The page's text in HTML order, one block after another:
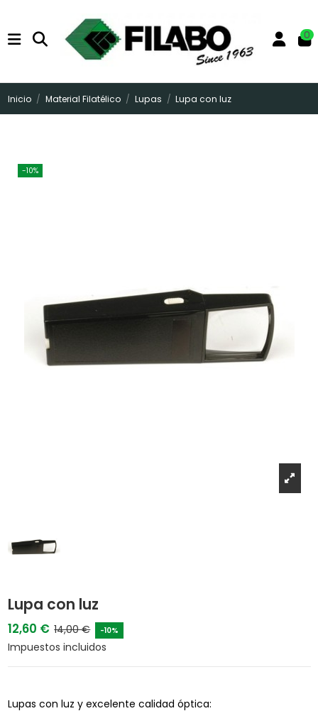
0
Inicio Material Filatélico Lupas Lupa con luz
-10%
Lupa con luz
12,60 € 14,00 € -10%
Impuestos incluidos
Lupas con luz y excelente calidad óptica: